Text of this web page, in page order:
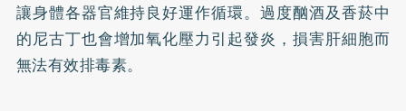
讓身體各器官維持良好運作循環。過度酗酒及香菸中
的尼古丁也會增加氧化壓力引起發炎，損害肝細胞而
無法有效排毒素。